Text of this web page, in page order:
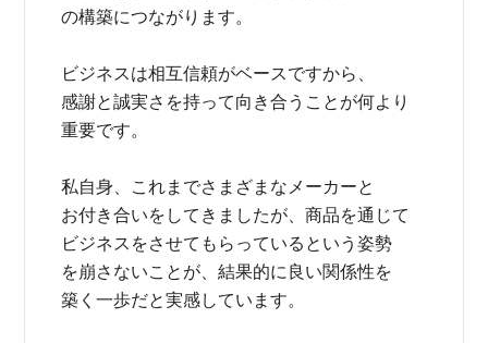
の構築につながります。
ビジネスは相互信頼がベースですから、
感謝と誠実さを持って向き合うことが何より
重要です。
私自身、これまでさまざまなメーカーと
お付き合いをしてきましたが、商品を通じて
ビジネスをさせてもらっているという姿勢
を崩さないことが、結果的に良い関係性を
築く一歩だと実感しています。